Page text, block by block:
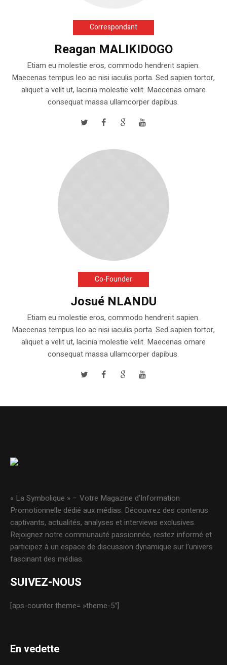
Correspondant
Reagan MALIKIDOGO
Etiam eu molestie eros, commodo hendrerit sapien.
Maecenas tempus leo ac nisi iaculis porta. Sed sapien tortor,
aliquet a velit ut, lacinia molestie velit. Maecenas ornare
consequat massa ullamcorper dapibus.
Co-Founder
Josué NLANDU
Etiam eu molestie eros, commodo hendrerit sapien.
Maecenas tempus leo ac nisi iaculis porta. Sed sapien tortor,
aliquet a velit ut, lacinia molestie velit. Maecenas ornare
consequat massa ullamcorper dapibus.
« La Symbolique » – Votre Magazine d’Information
Promotionnelle dédié aux médias. Découvrez des contenus
captivants, actualités, analyses et interviews exclusives.
Rejoignez notre communauté passionnée, restez informé et
participez à un espace de discussion dynamique sur l’univers
fascinant des médias.
SUIVEZ-NOUS
[aps-counter theme= »theme-5″]
En vedette